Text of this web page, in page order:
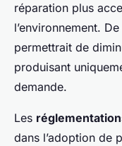
réparation plus
l’environnement.
permettrait de
produisant
demande.
Les
dans l’adoption de